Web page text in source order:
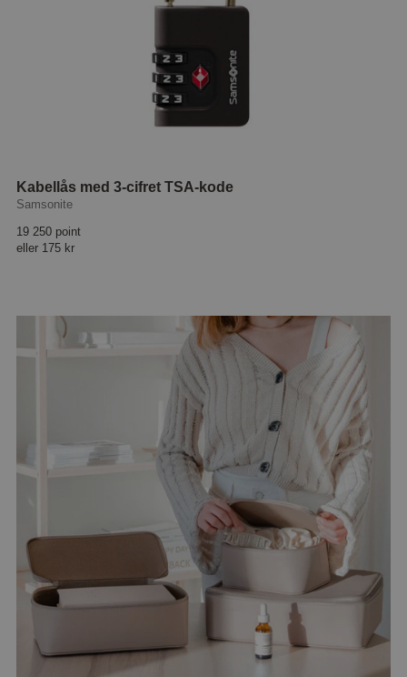
Kabellås med 3-cifret TSA-kode
Samsonite
19 250 point
eller 175 kr